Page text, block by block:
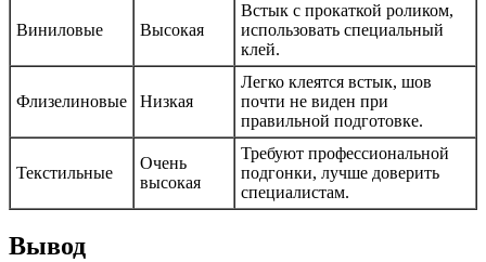
Виниловые Высокая
Встык с прокаткой роликом,
использовать специальный
клей.
Флизелиновые Низкая
Легко клеятся встык, шов
почти не виден при
правильной подготовке.
Текстильные
Очень
высокая
Требуют профессиональной
подгонки, лучше доверить
специалистам.
Вывод